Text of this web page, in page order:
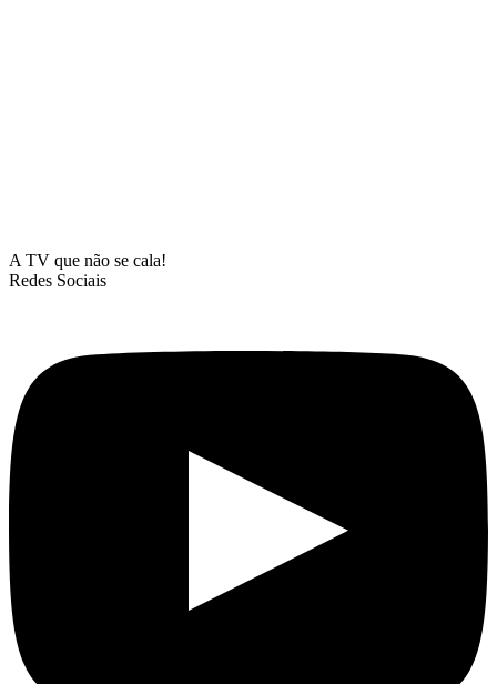
A TV que não se cala!
Redes Sociais